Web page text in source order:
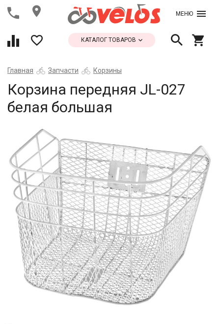
МЕНЮ
КАТАЛОГ ТОВАРОВ
Главная Запчасти Корзины
Корзина передняя JL-027
белая большая